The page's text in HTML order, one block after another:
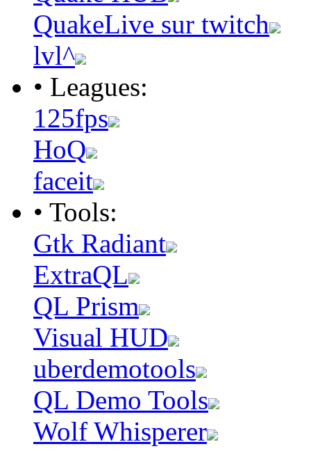
QuakeLive sur twitch
lvl^
• Leagues:
125fps
HoQ
faceit
• Tools:
Gtk Radiant
ExtraQL
QL Prism
Visual HUD
uberdemotools
QL Demo Tools
Wolf Whisperer